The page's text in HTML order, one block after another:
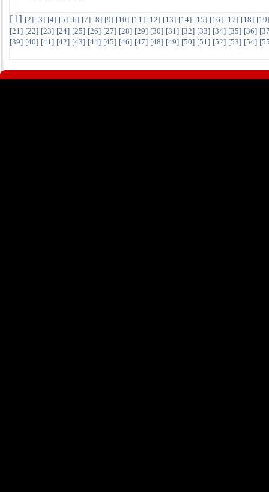
[1] [2] [3] [4] [5] [6] [7] [8] [9] [10] [11] [12] [13] [14] [15] [16] [17] [18] [19]
[21] [22] [23] [24] [25] [26] [27] [28] [29] [30] [31] [32] [33] [34] [35] [36] [
[39] [40] [41] [42] [43] [44] [45] [46] [47] [48] [49] [50] [51] [52] [53] [54] [